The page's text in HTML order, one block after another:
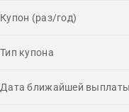
Купон (раз/год)
Тип купона
Дата ближайшей выплаты